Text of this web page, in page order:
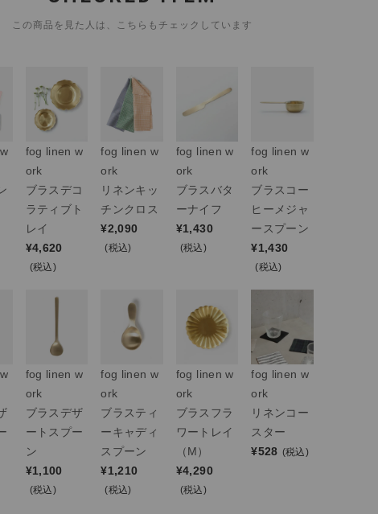
この商品を見た人は、こちらもチェックしています
fog linen w
ork
ブラスデコ
ラティブト
レイ
¥4,620
(税込)
fog linen w
ork
リネンキッ
チンクロス
¥2,090
(税込)
fog linen w
ork
ブラスバタ
ーナイフ
¥1,430
(税込)
fog linen w
ork
ブラスコー
ヒーメジャ
ースプーン
¥1,430
(税込)
fog linen w
ork
ブラスデザ
ートスプー
ン
¥1,100
(税込)
fog linen w
ork
ブラスティ
ーキャディ
スプーン
¥1,210
(税込)
fog linen w
ork
ブラスフラ
ワートレイ
（M）
¥4,290
(税込)
fog linen w
ork
リネンコー
スター
¥528 (税込)